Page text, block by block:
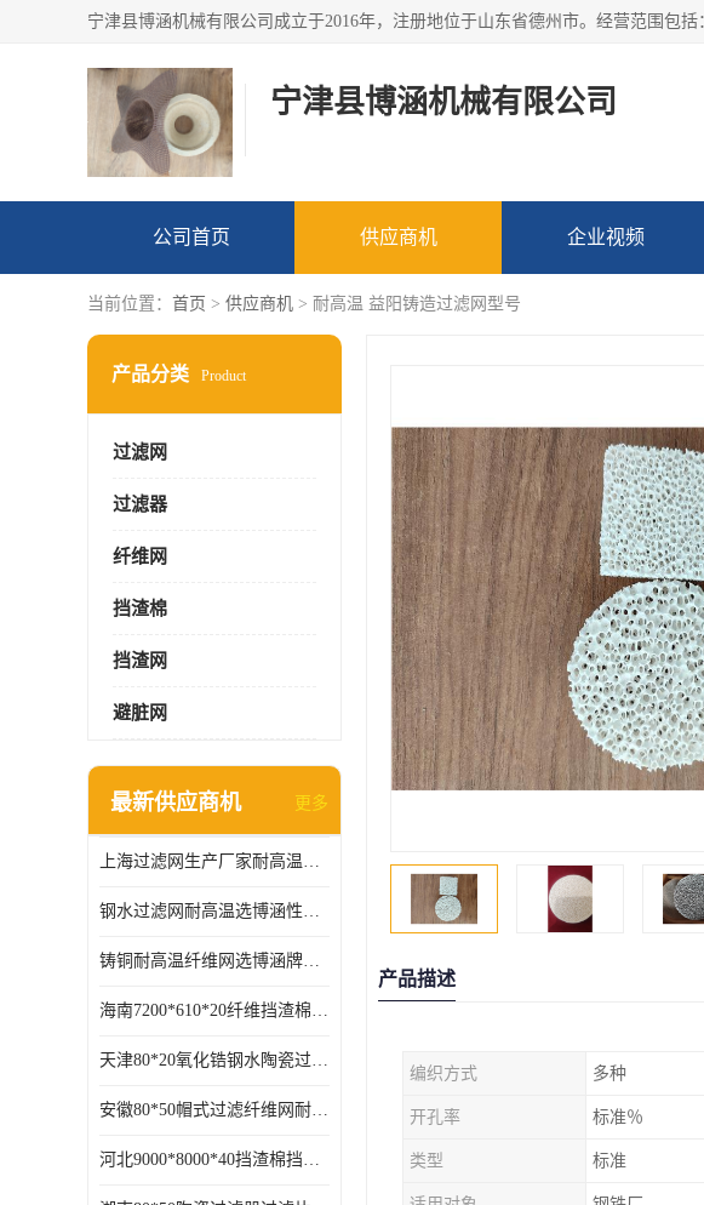
宁津县博涵机械有限公司
公司首页 供应商机 企业视频
当前位置： 首页 > 供应商机 > 耐高温 益阳铸造过滤网型号
产品分类 Product
过滤网
过滤器
纤维网
挡渣棉
挡渣网
避脏网
最新供应商机 更多
上海过滤网生产厂家耐高温可定制供应及时
钢水过滤网耐高温选博涵性能稳定价格合适
铸铜耐高温纤维网选博涵牌质量稳定
海南7200*610*20纤维挡渣棉耐高温
天津80*20氧化锆钢水陶瓷过滤器过滤效果明显
安徽80*50帽式过滤纤维网耐高温
河北9000*8000*40挡渣棉挡渣效果好耐高温
产品描述
编织方式 多种
开孔率 标准％
类型 标准